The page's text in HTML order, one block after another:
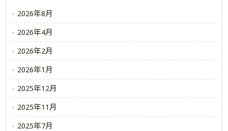
2026年8月
2026年4月
2026年2月
2026年1月
2025年12月
2025年11月
2025年7月